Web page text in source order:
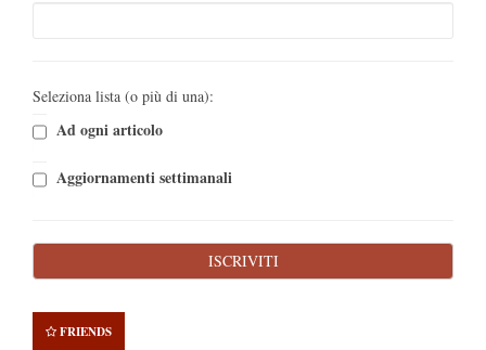
Seleziona lista (o più di una):
Ad ogni articolo
Aggiornamenti settimanali
FRIENDS